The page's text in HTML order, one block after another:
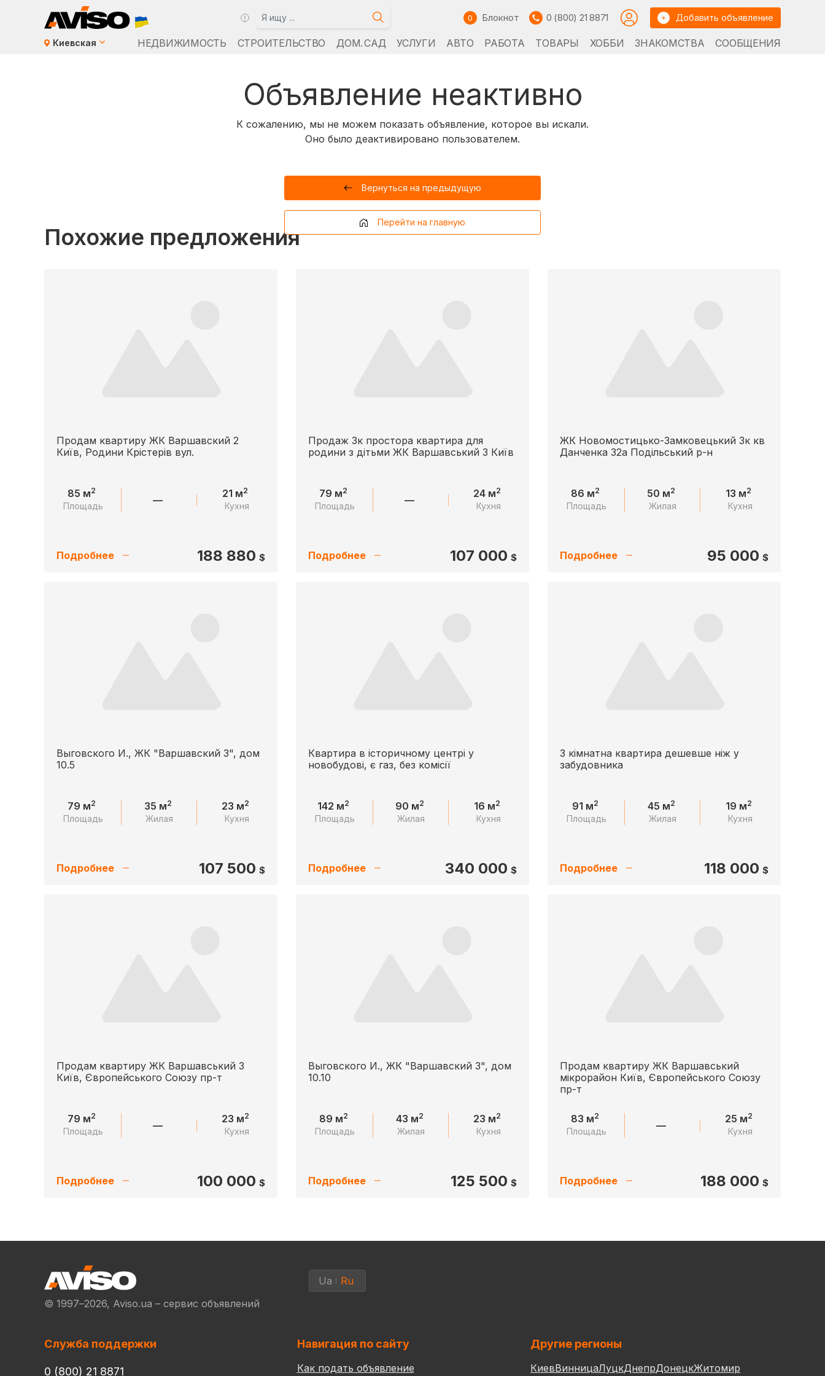
0 Блокнот 0 (800) 21 8871 Добавить объявление
Киевская НЕДВИЖИМОСТЬ СТРОИТЕЛЬСТВО ДОМ. САД УСЛУГИ АВТО РАБОТА ТОВАРЫ ХОББИ ЗНАКОМСТВА СООБЩЕНИЯ
Объявление неактивно
К сожалению, мы не можем показать объявление, которое вы искали.
Оно было деактивировано пользователем.
Вернуться на предыдущую
Перейти на главную
Похожие предложения
Продам квартиру ЖК Варшавский 2
Київ, Родини Крістерів вул.
85 м2
Площадь —
21 м2
Кухня
Подробнее 188 880 $
Продаж 3к простора квартира для
родини з дітьми ЖК Варшавський 3 Київ
79 м2
Площадь —
24 м2
Кухня
Подробнее 107 000 $
ЖК Новомостицько-Замковецький 3к кв
Данченка 32а Подільський р-н
86 м2
Площадь
50 м2
Жилая
13 м2
Кухня
Подробнее 95 000 $
Выговского И., ЖК "Варшавский 3", дом
10.5
79 м2
Площадь
35 м2
Жилая
23 м2
Кухня
Подробнее 107 500 $
Квартира в історичному центрі у
новобудові, є газ, без комісії
142 м2
Площадь
90 м2
Жилая
16 м2
Кухня
Подробнее 340 000 $
3 кімнатна квартира дешевше ніж у
забудовника
91 м2
Площадь
45 м2
Жилая
19 м2
Кухня
Подробнее 118 000 $
Продам квартиру ЖК Варшавський 3
Київ, Європейського Союзу пр-т
79 м2
Площадь —
23 м2
Кухня
Подробнее 100 000 $
Выговского И., ЖК "Варшавский 3", дом
10.10
89 м2
Площадь
43 м2
Жилая
23 м2
Кухня
Подробнее 125 500 $
Продам квартиру ЖК Варшавський
мікрорайон Київ, Європейського Союзу
пр-т
83 м2
Площадь —
25 м2
Кухня
Подробнее 188 000 $
© 1997–2026, Aviso.ua – сервис объявлений
Ua Ru
Служба поддержки
0 (800) 21 8871
Навигация по сайту
Как подать объявление
Другие регионы
КиевВинницаЛуцкДнепрДонецкЖитомир